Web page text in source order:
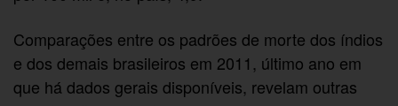
Comparações entre os padrões de morte dos índios
e dos demais brasileiros em 2011, último ano em
que há dados gerais disponíveis, revelam outras